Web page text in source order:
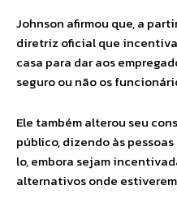
Johnson afirmou que, a
diretriz oficial que
casa para dar aos
seguro ou não os
Ele também alterou seu
público, dizendo às
lo, embora sejam
alternativos onde